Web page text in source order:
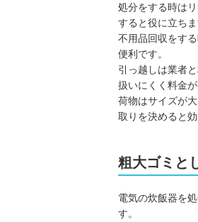
処分をする時は
すると役に立ちま
不用品回収をす
便利です。
引っ越しは業者
扱いにくく料金
荷物はサイズが
取りを決めると効
粗大ゴミと
電気の炊飯器を
す。